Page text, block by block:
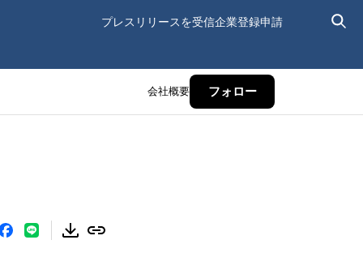
プレスリリースを受信企業登録申請
会社概要 フォロー